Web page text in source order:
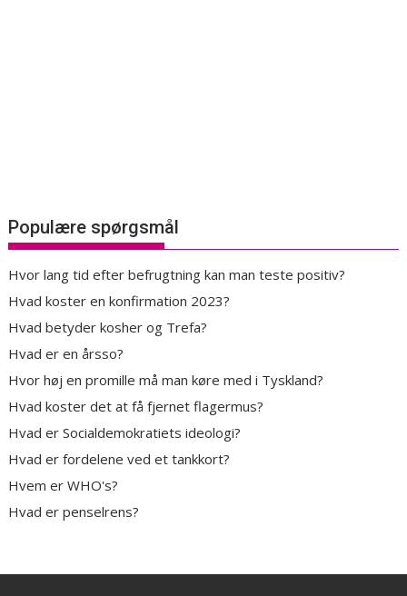
Populære spørgsmål
Hvor lang tid efter befrugtning kan man teste positiv?
Hvad koster en konfirmation 2023?
Hvad betyder kosher og Trefa?
Hvad er en årsso?
Hvor høj en promille må man køre med i Tyskland?
Hvad koster det at få fjernet flagermus?
Hvad er Socialdemokratiets ideologi?
Hvad er fordelene ved et tankkort?
Hvem er WHO's?
Hvad er penselrens?